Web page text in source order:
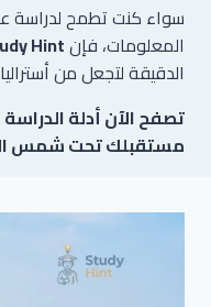
سواء كنت تطمح لدراسة
المعلومات، فإنHint
الدقيقة لتجعل من
تصفح الآن أدلة
مستقبلك تحت شمس